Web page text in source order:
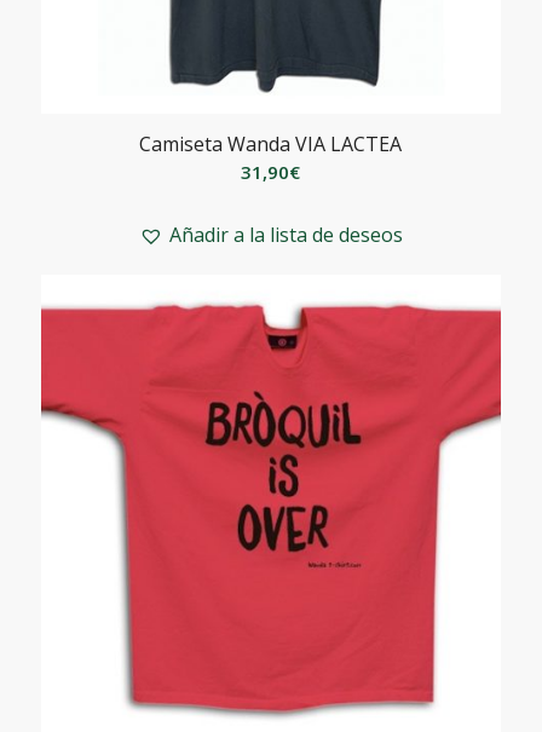
Camiseta Wanda VIA LACTEA
31,90€
Añadir a la lista de deseos